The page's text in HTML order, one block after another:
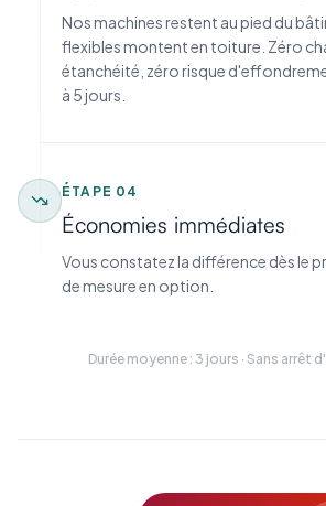
Nos machines restent au pied du
flexibles montent en toiture. Zéro
étanchéité, zéro risque
à 5 jours.
ÉTAPE 04
Économies immédiates
Vous constatez la différence dès le
de mesure en option.
Durée moyenne : 3 jours · Sans arrêt